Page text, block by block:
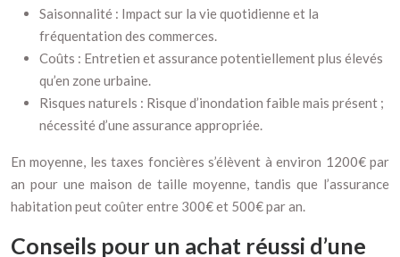
Saisonnalité : Impact sur la vie quotidienne et la
fréquentation des commerces.
Coûts : Entretien et assurance potentiellement plus élevés
qu’en zone urbaine.
Risques naturels : Risque d’inondation faible mais présent ;
nécessité d’une assurance appropriée.
En moyenne, les taxes foncières s’élèvent à environ 1200€ par
an pour une maison de taille moyenne, tandis que l’assurance
habitation peut coûter entre 300€ et 500€ par an.
Conseils pour un achat réussi d’une